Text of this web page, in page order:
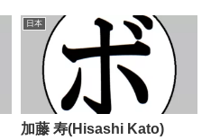
度全日本ライト級新人王 【戦
歴】1957/07/13 ○4R判定 (採点
不明) 久恒 忠...
日本
加藤 寿(Hisashi Kato)